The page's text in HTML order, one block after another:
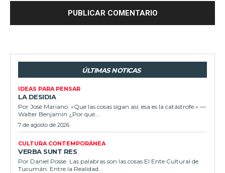
ÚLTIMAS NOTICAS
IDEAS PARA PENSAR
LA DESIDIA
Por José Mariano. «Que las cosas sigan así, esa es la catástrofe.» —
Walter Benjamin ¿Por qué...
7 de agosto de 2026
CULTURA CONTEMPORÁNEA
VERBA SUNT RES
Por Daniel Posse. Las palabras son las cosas El Ente Cultural de
Tucumán: Entre la Realidad...